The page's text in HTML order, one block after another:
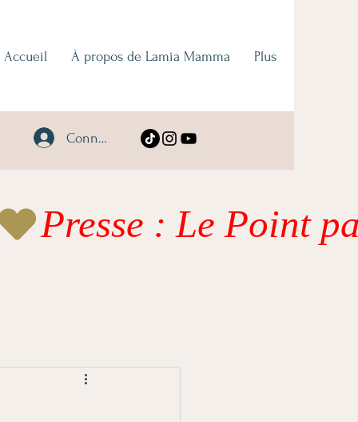
Accueil
À propos de Lamia Mamma Plus
Connexion